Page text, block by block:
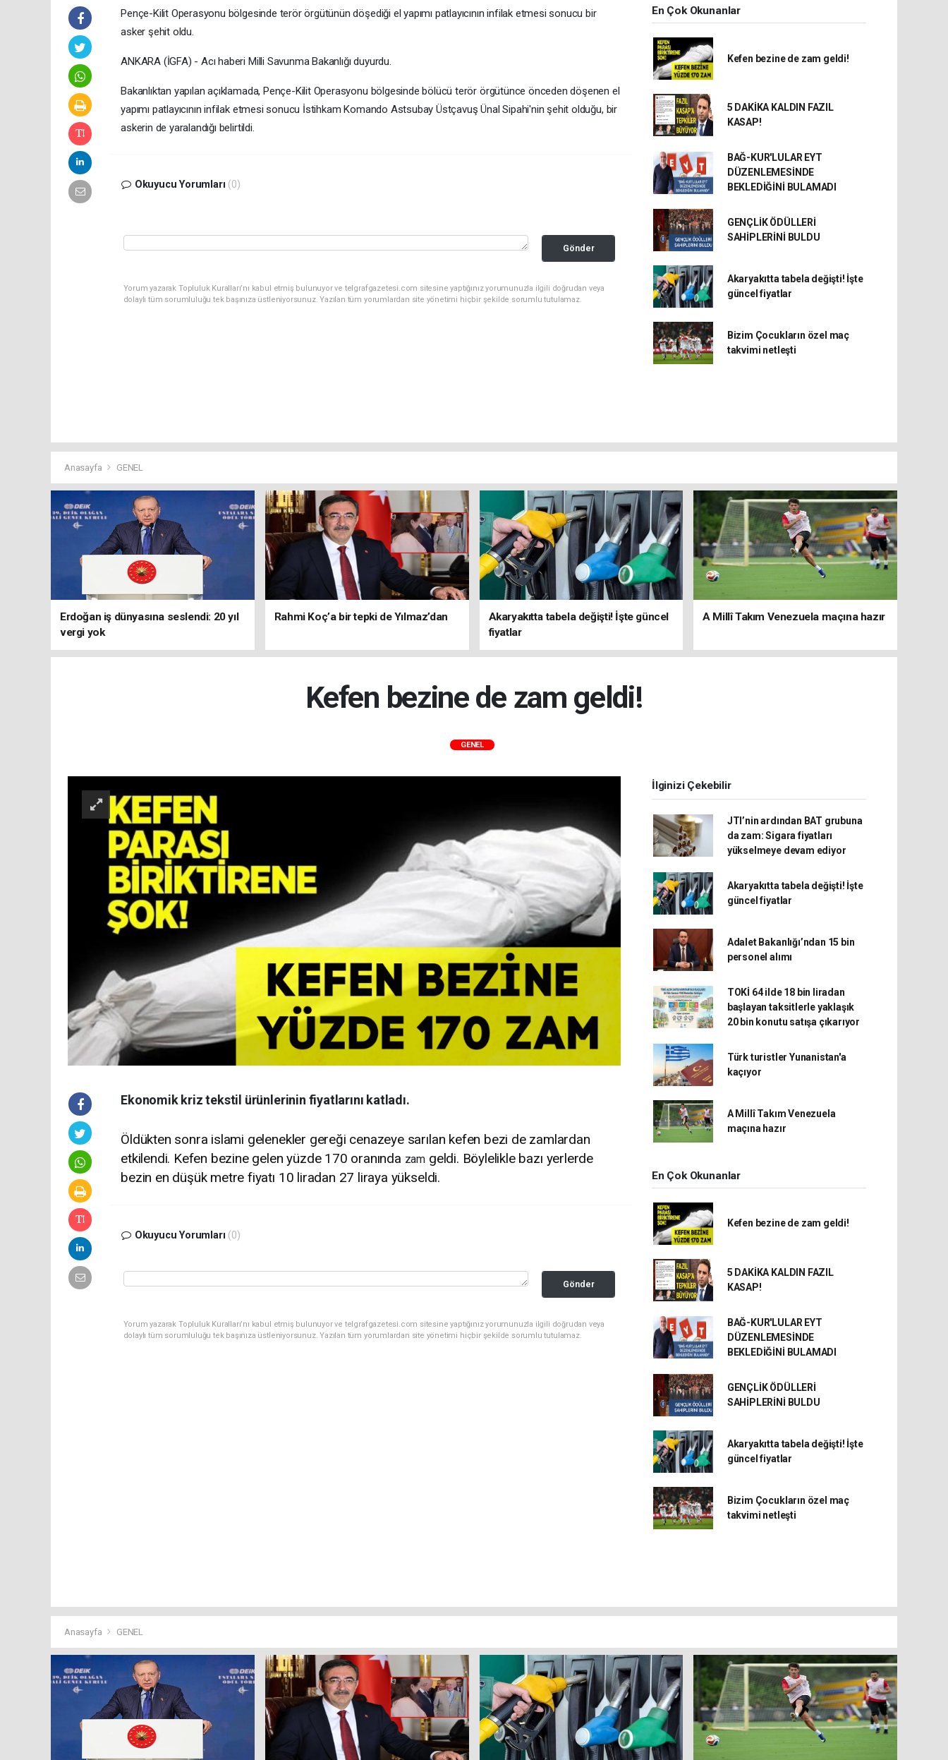
Pençe-Kilit Operasyonu bölgesinde terör örgütünün döşediği el yapımı patlayıcının infilak etmesi sonucu bir
asker şehit oldu.
ANKARA (İGFA) - Acı haberi Milli Savunma Bakanlığı duyurdu.
Bakanlıktan yapılan açıklamada, Pençe-Kilit Operasyonu bölgesinde bölücü terör örgütünce önceden döşenen el
yapımı patlayıcının infilak etmesi sonucu İstihkam Komando Astsubay Üstçavuş Ünal Sipahi'nin şehit olduğu, bir
askerin de yaralandığı belirtildi.
Okuyucu Yorumları (0)
Gönder
Yorum yazarak Topluluk Kuralları’nı kabul etmiş bulunuyor ve telgrafgazetesi.com sitesine yaptığınız yorumunuzla ilgili doğrudan veya
dolaylı tüm sorumluluğu tek başınıza üstleniyorsunuz. Yazılan tüm yorumlardan site yönetimi hiçbir şekilde sorumlu tutulamaz.
En Çok Okunanlar
Kefen bezine de zam geldi!
5 DAKİKA KALDIN FAZIL
KASAP!
BAĞ-KUR'LULAR EYT
DÜZENLEMESİNDE
BEKLEDİĞİNİ BULAMADI
GENÇLİK ÖDÜLLERİ
SAHİPLERİNİ BULDU
Akaryakıtta tabela değişti! İşte
güncel fiyatlar
Bizim Çocukların özel maç
takvimi netleşti
Anasayfa GENEL
Erdoğan iş dünyasına seslendi: 20 yıl
vergi yok
Rahmi Koç’a bir tepki de Yılmaz’dan
Akaryakıtta tabela değişti! İşte güncel
fiyatlar
A Millî Takım Venezuela maçına hazır
Kefen bezine de zam geldi!
GENEL
Ekonomik kriz tekstil ürünlerinin fiyatlarını katladı.
Öldükten sonra islami gelenekler gereği cenazeye sarılan kefen bezi de zamlardan
etkilendi. Kefen bezine gelen yüzde 170 oranında zam geldi. Böylelikle bazı yerlerde
bezin en düşük metre fiyatı 10 liradan 27 liraya yükseldi.
Okuyucu Yorumları (0)
Gönder
Yorum yazarak Topluluk Kuralları’nı kabul etmiş bulunuyor ve telgrafgazetesi.com sitesine yaptığınız yorumunuzla ilgili doğrudan veya
dolaylı tüm sorumluluğu tek başınıza üstleniyorsunuz. Yazılan tüm yorumlardan site yönetimi hiçbir şekilde sorumlu tutulamaz.
İlginizi Çekebilir
JTI’nin ardından BAT grubuna
da zam: Sigara fiyatları
yükselmeye devam ediyor
Akaryakıtta tabela değişti! İşte
güncel fiyatlar
Adalet Bakanlığı’ndan 15 bin
personel alımı
TOKİ 64 ilde 18 bin liradan
başlayan taksitlerle yaklaşık
20 bin konutu satışa çıkarıyor
Türk turistler Yunanistan'a
kaçıyor
A Millî Takım Venezuela
maçına hazır
En Çok Okunanlar
Kefen bezine de zam geldi!
5 DAKİKA KALDIN FAZIL
KASAP!
BAĞ-KUR'LULAR EYT
DÜZENLEMESİNDE
BEKLEDİĞİNİ BULAMADI
GENÇLİK ÖDÜLLERİ
SAHİPLERİNİ BULDU
Akaryakıtta tabela değişti! İşte
güncel fiyatlar
Bizim Çocukların özel maç
takvimi netleşti
Anasayfa GENEL